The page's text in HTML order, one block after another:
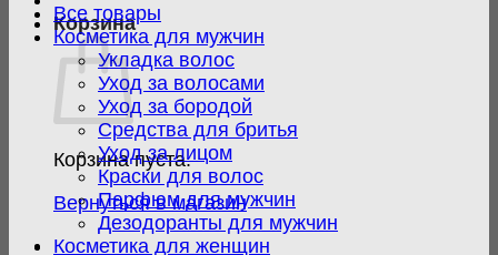
Корзина
Корзина пуста.
Вернуться в магазин
Все товары
Косметика для мужчин
Укладка волос
Уход за волосами
Уход за бородой
Средства для бритья
Уход за лицом
Краски для волос
Парфюм для мужчин
Дезодоранты для мужчин
Косметика для женщин